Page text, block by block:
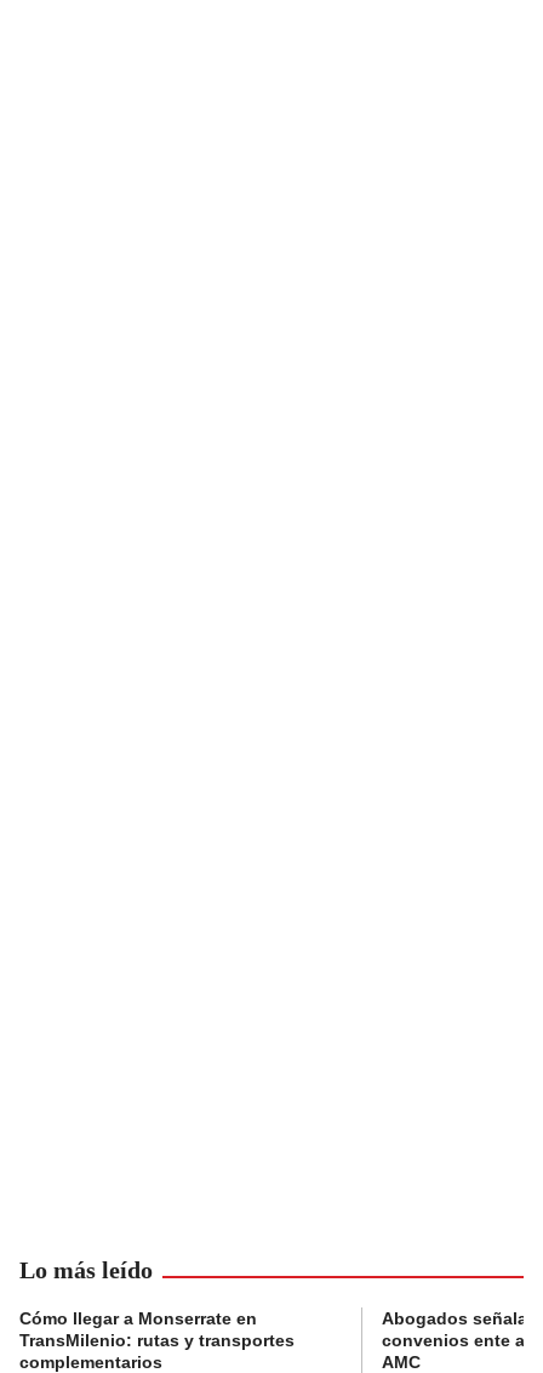
Lo más leído
Cómo llegar a Monserrate en
TransMilenio: rutas y transportes
complementarios
Abogados
convenios ente
AMC